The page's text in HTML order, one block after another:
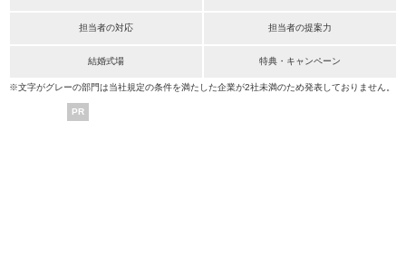
担当者の対応 担当者の提案力
結婚式場 特典・キャンペーン
※文字がグレーの部門は当社規定の条件を満たした企業が2社未満のため発表しておりません。
PR